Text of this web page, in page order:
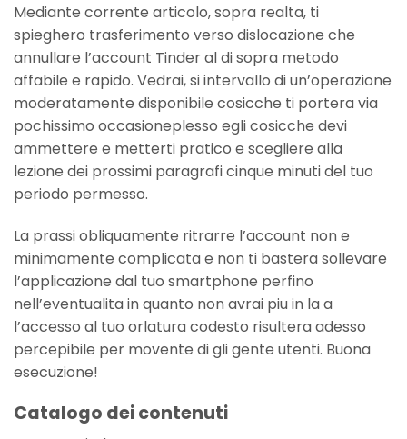
Mediante corrente articolo, sopra realta, ti
spieghero trasferimento verso dislocazione che
annullare l’account Tinder al di sopra metodo
affabile e rapido. Vedrai, si intervallo di un’operazione
moderatamente disponibile cosicche ti portera via
pochissimo occasioneplesso egli cosicche devi
ammettere e metterti pratico e scegliere alla
lezione dei prossimi paragrafi cinque minuti del tuo
periodo permesso.
La prassi obliquamente ritrarre l’account non e
minimamente complicata e non ti bastera sollevare
l’applicazione dal tuo smartphone perfino
nell’eventualita in quanto non avrai piu in la a
l’accesso al tuo orlatura codesto risultera adesso
percepibile per movente di gli gente utenti. Buona
esecuzione!
Catalogo dei contenuti